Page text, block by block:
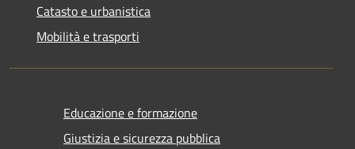
Catasto e urbanistica
Mobilità e trasporti
Educazione e formazione
Giustizia e sicurezza pubblica